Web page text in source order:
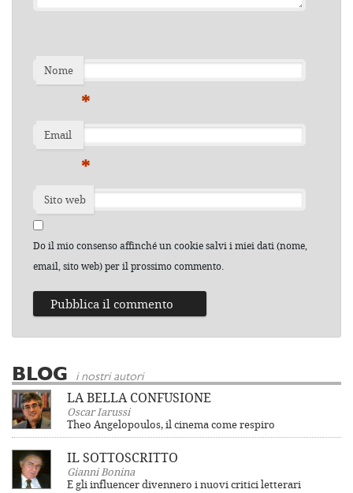
Nome
*
Email
*
Sito web
Do il mio consenso affinché un cookie salvi i miei dati (nome,
email, sito web) per il prossimo commento.
BLOG i nostri autori
LA BELLA CONFUSIONE
Oscar Iarussi
Theo Angelopoulos, il cinema come respiro
IL SOTTOSCRITTO
Gianni Bonina
E gli influencer divennero i nuovi critici letterari